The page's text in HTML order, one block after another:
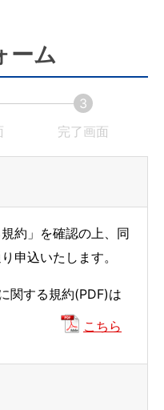
ーム
在
示
さ
れ
い
3
完了画面
在
示
さ
い
る
約」を確認の上、同
申込いたします。
関する規約(PDF)は
こちら